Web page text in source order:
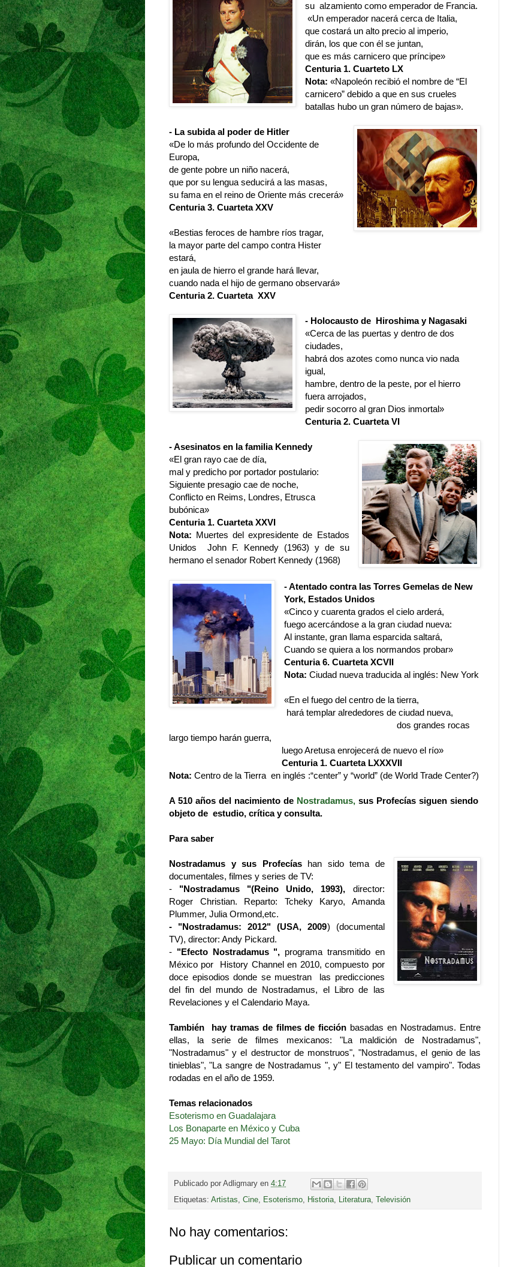
su alzamiento como emperador de Francia.
«Un emperador nacerá cerca de Italia,
que costará un alto precio al imperio,
dirán, los que con él se juntan,
que es más carnicero que príncipe»
Centuria 1. Cuarteto LX
Nota: «Napoleón recibió el nombre de “El
carnicero” debido a que en sus crueles
batallas hubo un gran número de bajas».
- La subida al poder de Hitler
«De lo más profundo del Occidente de
Europa,
de gente pobre un niño nacerá,
que por su lengua seducirá a las masas,
su fama en el reino de Oriente más crecerá»
Centuria 3. Cuarteta XXV
«Bestias feroces de hambre ríos tragar,
la mayor parte del campo contra Hister
estará,
en jaula de hierro el grande hará llevar,
cuando nada el hijo de germano observará»
Centuria 2. Cuarteta XXV
- Holocausto de Hiroshima y Nagasaki
«Cerca de las puertas y dentro de dos
ciudades,
habrá dos azotes como nunca vio nada
igual,
hambre, dentro de la peste, por el hierro
fuera arrojados,
pedir socorro al gran Dios inmortal»
Centuria 2. Cuarteta VI
- Asesinatos en la familia Kennedy
«El gran rayo cae de día,
mal y predicho por portador postulario:
Siguiente presagio cae de noche,
Conflicto en Reims, Londres, Etrusca
bubónica»
Centuria 1. Cuarteta XXVI
Nota: Muertes del expresidente de Estados
Unidos John F. Kennedy (1963) y de su
hermano el senador Robert Kennedy (1968)
- Atentado contra las Torres Gemelas de New
York, Estados Unidos
«Cinco y cuarenta grados el cielo arderá,
fuego acercándose a la gran ciudad nueva:
Al instante, gran llama esparcida saltará,
Cuando se quiera a los normandos probar»
Centuria 6. Cuarteta XCVII
Nota:Ciudad nueva traducida al inglés: New York
«En el fuego del centro de la tierra,
hará templar alrededores de ciudad nueva,
dos grandes rocas
largo tiempo harán guerra,
luego Aretusa enrojecerá de nuevo el río»
Centuria 1. Cuarteta LXXXVII
Nota: Centro de la Tierra en inglés :“center” y “world” (de World Trade Center?)
A 510 años del nacimiento de Nostradamus, sus Profecías siguen siendo
objeto de estudio, crítica y consulta.
Para saber
Nostradamus y sus Profecías han sido tema de
documentales, filmes y series de TV:
- "Nostradamus "(Reino Unido, 1993), director:
Roger Christian. Reparto: Tcheky Karyo, Amanda
Plummer, Julia Ormond,etc.
- "Nostradamus: 2012" (USA, 2009) (documental
TV), director: Andy Pickard.
- "Efecto Nostradamus ", programa transmitido en
México por History Channel en 2010, compuesto por
doce episodios donde se muestran las predicciones
del fin del mundo de Nostradamus, el Libro de las
Revelaciones y el Calendario Maya.
También hay tramas de filmes de ficción basadas en Nostradamus. Entre
ellas, la serie de filmes mexicanos: "La maldición de Nostradamus",
"Nostradamus" y el destructor de monstruos", "Nostradamus, el genio de las
tinieblas", "La sangre de Nostradamus ", y" El testamento del vampiro". Todas
rodadas en el año de 1959.
Temas relacionados
Esoterismo en Guadalajara
Los Bonaparte en México y Cuba
25 Mayo: Día Mundial del Tarot
Publicado por Adligmary en 4:17
Etiquetas: Artistas, Cine, Esoterismo, Historia, Literatura, Televisión
No hay comentarios:
Publicar un comentario